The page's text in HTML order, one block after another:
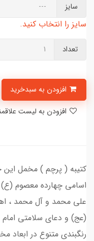
سایز
سایز را انتخاب کنید.
تعداد
کتیبه ( پرچم ) مخمل این
اسامی چهارده معصوم (ع)
علی محمد و آل محمد ،
(عج) و دعای سلامتی
رنگبندی متنوع در